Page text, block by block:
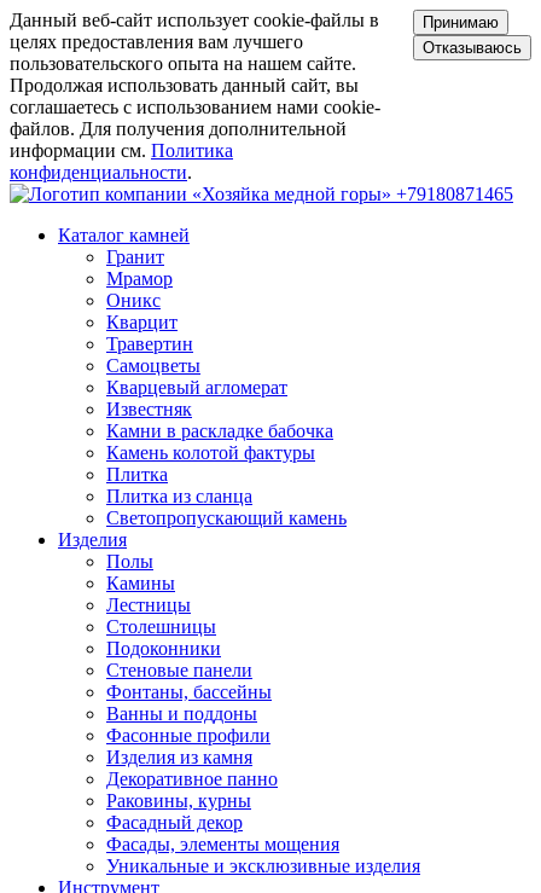
Данный веб-сайт использует cookie-файлы в
целях предоставления вам лучшего
пользовательского опыта на нашем сайте.
Продолжая использовать данный сайт, вы
соглашаетесь с использованием нами cookie-
файлов. Для получения дополнительной
информации см. Политика
конфиденциальности.
Принимаю
Отказываюсь
+79180871465
Каталог камней
Гранит
Мрамор
Оникс
Кварцит
Травертин
Самоцветы
Кварцевый агломерат
Известняк
Камни в раскладке бабочка
Камень колотой фактуры
Плитка
Плитка из сланца
Светопропускающий камень
Изделия
Полы
Камины
Лестницы
Столешницы
Подоконники
Стеновые панели
Фонтаны, бассейны
Ванны и поддоны
Фасонные профили
Изделия из камня
Декоративное панно
Раковины, курны
Фасадный декор
Фасады, элементы мощения
Уникальные и эксклюзивные изделия
Инструмент